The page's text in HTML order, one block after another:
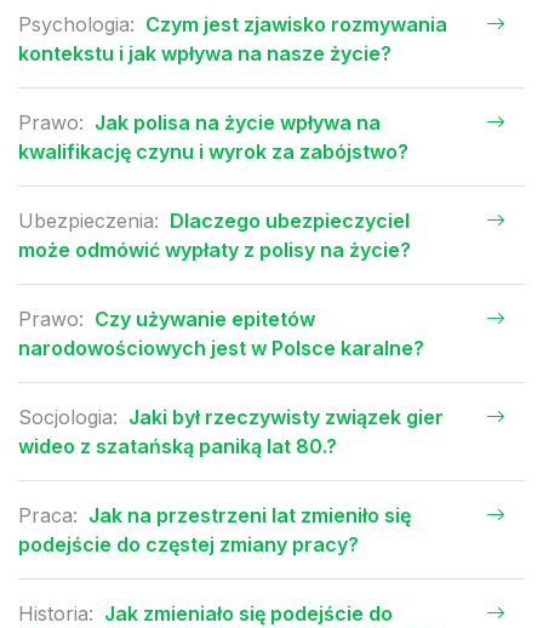
Psychologia: Czym jest zjawisko rozmywania
kontekstu i jak wpływa na nasze życie?
Prawo: Jak polisa na życie wpływa na
kwalifikację czynu i wyrok za zabójstwo?
Ubezpieczenia: Dlaczego ubezpieczyciel
może odmówić wypłaty z polisy na życie?
Prawo: Czy używanie epitetów
narodowościowych jest w Polsce karalne?
Socjologia: Jaki był rzeczywisty związek gier
wideo z szatańską paniką lat 80.?
Praca: Jak na przestrzeni lat zmieniło się
podejście do częstej zmiany pracy?
Historia: Jak zmieniało się podejście do